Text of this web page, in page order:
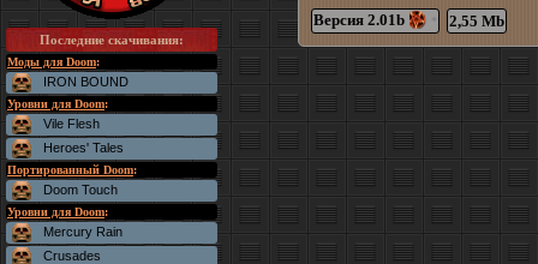
Последние скачивания:
Моды для Doom:
IRON BOUND
Уровни для Doom:
Vile Flesh
Heroes' Tales
Портированный Doom:
Doom Touch
Уровни для Doom:
Mercury Rain
Crusades
Версия 2.01b * 2,55 Mb